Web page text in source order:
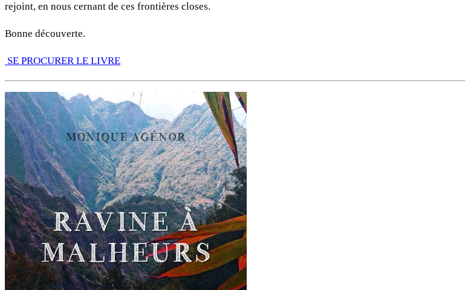
rejoint, en nous cernant de ces frontières closes.
Bonne découverte.
SE PROCURER LE LIVRE